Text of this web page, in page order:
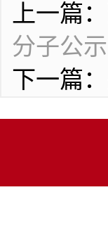
上一篇：
分子公示
下一篇：